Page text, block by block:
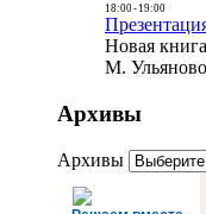
18:00- 19:00
Новая
М.
Архивы
Архивы